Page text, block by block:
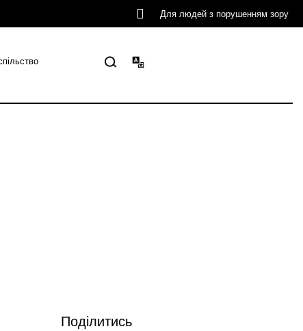
Для людей з порушенням зору
Поділитись